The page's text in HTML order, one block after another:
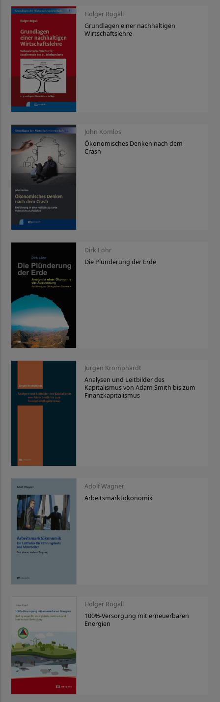
Holger Rogall
Grundlagen einer nachhaltigen
Wirtschaftslehre
John Komlos
Ökonomisches Denken nach dem
Crash
Dirk Löhr
Die Plünderung der Erde
Jürgen Kromphardt
Analysen und Leitbilder des
Kapitalismus von Adam Smith bis zum
Finanzkapitalismus
Adolf Wagner
Arbeitsmarktökonomik
Holger Rogall
100%-Versorgung mit erneuerbaren
Energien